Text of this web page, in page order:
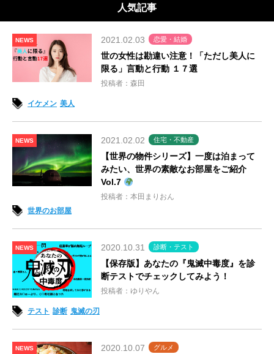
人気記事
NEWS 2021.02.03 恋愛・結婚
世の女性は勘違い注意！「ただし美人に
限る」言動と行動 １７選
投稿者：森田
イケメン 美人
NEWS 2021.02.02 住宅・不動産
【世界の物件シリーズ】一度は泊まって
みたい、世界の素敵なお部屋をご紹介
Vol.7
投稿者：本田まりおん
世界のお部屋
NEWS 2020.10.31 診断・テスト
【保存版】あなたの『鬼滅中毒度』を診
断テストでチェックしてみよう！
投稿者：ゆりやん
テスト 診断 鬼滅の刃
NEWS 2020.10.07 グルメ